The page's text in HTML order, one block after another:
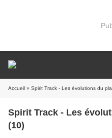
Accueil » Spirit Track - Les évolutions du
Spirit Track - Les
(10)